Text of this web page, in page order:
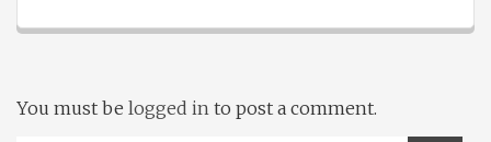
You must be logged in to post a comment.